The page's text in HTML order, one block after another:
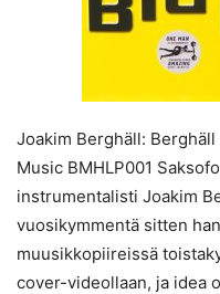
Joakim Berghäll:
Music BMHLP001
instrumentalisti Joakim
vuosikymmentä sitten
muusikkopiireissä
cover-videollaan, ja idea